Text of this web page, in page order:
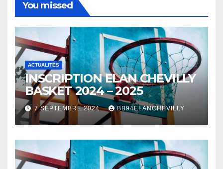
You missed
ACTUALITÉS
INSCRIPTION ELAN CHEVILLY
BASKET 2024 – 2025
7 SEPTEMBRE 2024 BB94ELANCHEVILLY